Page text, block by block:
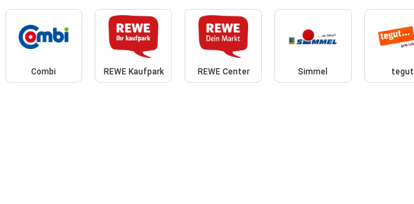
Combi REWE Kaufpark REWE Center Simmel tegut